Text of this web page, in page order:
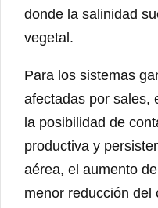
donde la salinidad
vegetal.
Para los sistemas
afectadas por sales,
la posibilidad de
productiva y
aérea, el aumento
menor reducción del